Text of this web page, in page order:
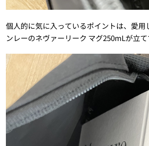
個人的に気に入っているポイントは、愛用
ンレーのネヴァーリーク マグ250mLが立て